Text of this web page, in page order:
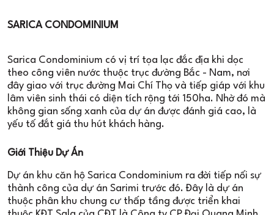
SARICA CONDOMINIUM
Sarica Condominium có vị trí tọa lạc đắc địa khi dọc
theo công viên nước thuộc trục đường Bắc - Nam, nơi
đây giao với trục đường Mai Chí Thọ và tiếp giáp với khu
lâm viên sinh thái có diện tích rộng tới 150ha. Nhờ đó mà
không gian sống xanh của dự án được đánh giá cao, là
yếu tố đắt giá thu hút khách hàng.
Giới Thiệu Dự Án
Dự án khu căn hộ Sarica Condominium ra đời tiếp nối sự
thành công của dự án Sarimi trước đó. Đây là dự án
thuộc phân khu chung cư thấp tầng được triển khai